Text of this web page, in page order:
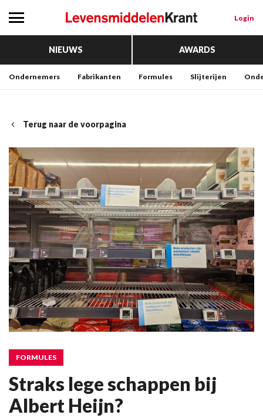
Login
NIEUWS AWARDS
Ondernemers Fabrikanten Formules Slijterijen
Terug naar de voorpagina
FORMULES
Straks lege schappen bij
Albert Heijn?